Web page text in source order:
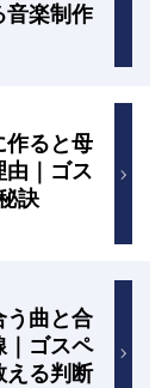
音楽制作
作ると母
由｜ゴス
訣
う曲と合
｜ゴスペ
える判断